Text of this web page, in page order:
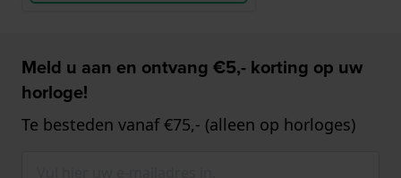
Meld u aan en ontvang €5,- korting op uw
horloge!
Te besteden vanaf €75,- (alleen op horloges)